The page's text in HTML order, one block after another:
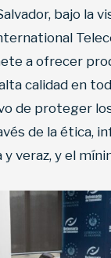
bajo la
a ofrecer
calidad en
de proteger
de la ética,
y veraz, y el